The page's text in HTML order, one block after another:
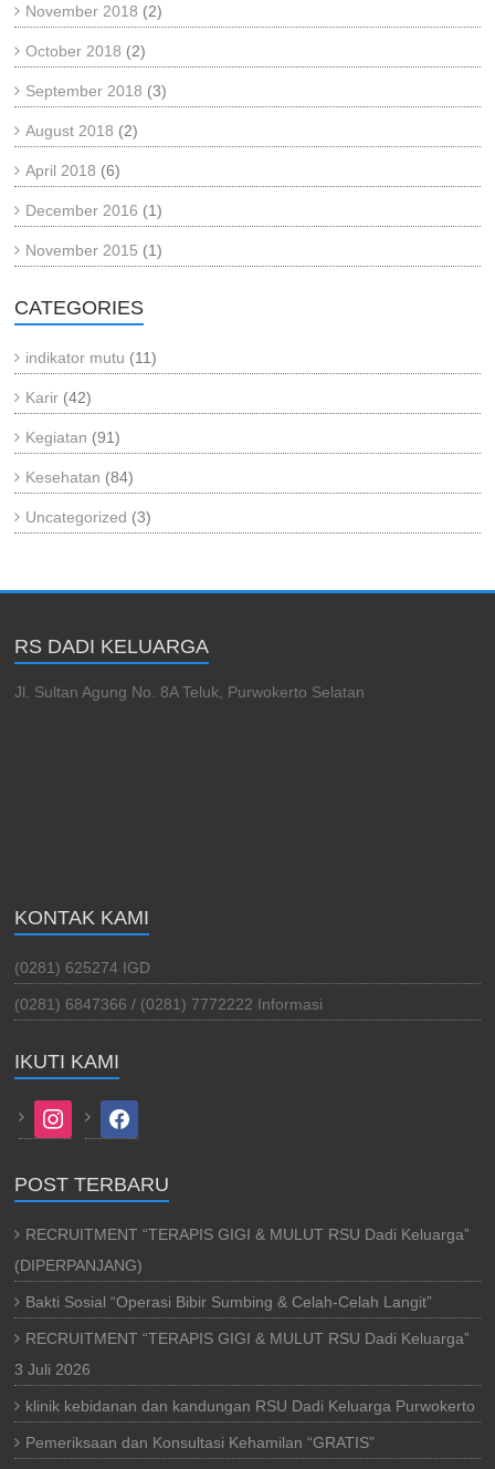
November 2018 (2)
October 2018 (2)
September 2018 (3)
August 2018 (2)
April 2018 (6)
December 2016 (1)
November 2015 (1)
CATEGORIES
indikator mutu (11)
Karir (42)
Kegiatan (91)
Kesehatan (84)
Uncategorized (3)
RS DADI KELUARGA
Jl. Sultan Agung No. 8A Teluk, Purwokerto Selatan
KONTAK KAMI
(0281) 625274 IGD
(0281) 6847366 / (0281) 7772222 Informasi
IKUTI KAMI
instagram facebook
POST TERBARU
RECRUITMENT “TERAPIS GIGI & MULUT RSU Dadi Keluarga”
(DIPERPANJANG)
Bakti Sosial “Operasi Bibir Sumbing & Celah-Celah Langit”
RECRUITMENT “TERAPIS GIGI & MULUT RSU Dadi Keluarga”
3 Juli 2026
klinik kebidanan dan kandungan RSU Dadi Keluarga Purwokerto
Pemeriksaan dan Konsultasi Kehamilan “GRATIS”